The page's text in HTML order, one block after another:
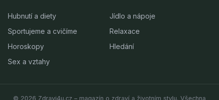
Hubnutí a diety
Sportujeme a cvičíme
Horoskopy
Sex a vztahy
Jídlo a nápoje
Relaxace
Hledání
© 2026 Zdravi4u.cz – magazín o zdraví a životním stylu. Všechna